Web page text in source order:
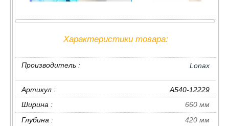
Характеристики товара:
Производитель : Lonax
Артикул :
A540-12229
Ширина :
660 мм
Глубина :
420 мм